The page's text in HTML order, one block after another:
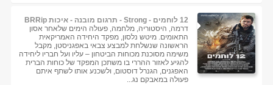
12 לוחמים - Strong - תרגום מובנה - איכות BRRip
דרמה, היסטוריה, מלחמה, פעולה הימים שלאחר אסון
התאומים. מיטש נלסון, מפקד היחידה האמריקאית
הראשונה שנשלחת למבצע צבאי באפגניסטן, מקבל
משימה מסוכנת מכוחות הביטחון – עליו ועל חבריו ליחידה
להגיע לאזור ההררי בו משתכן המפקד של כוחות הברית
האפגנים, הגנרל דוסטום, ולשכנע אותו לשתף איתם
פעולה במאבקם נג...